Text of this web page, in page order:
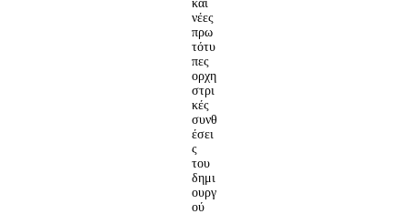
και
νέες
πρω
τότυ
πες
ορχη
στρι
κές
συνθ
έσει
ς
του
δημι
ουργ
ού